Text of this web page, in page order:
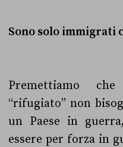
Sono solo immigrati
Premettiamo
“rifugiato” non
un Paese in
essere per forza in